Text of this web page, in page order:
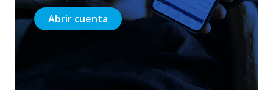
Abrir cuenta